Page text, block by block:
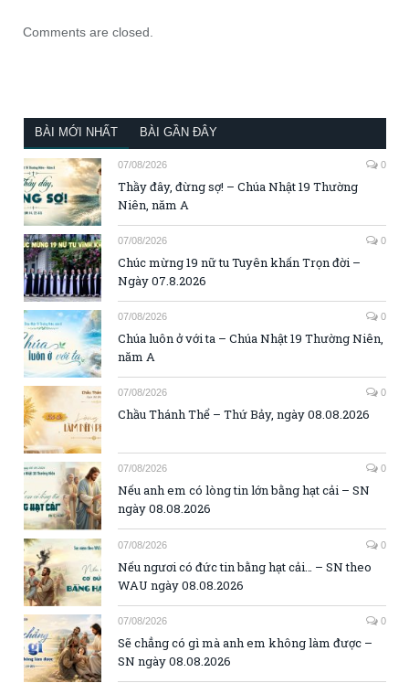
Comments are closed.
BÀI MỚI NHẤT BÀI GẦN ĐÂY
07/08/2026 0
Thầy đây, đừng sợ! – Chúa Nhật 19 Thường
Niên, năm A
07/08/2026 0
Chúc mừng 19 nữ tu Tuyên khấn Trọn đời –
Ngày 07.8.2026
07/08/2026 0
Chúa luôn ở với ta – Chúa Nhật 19 Thường Niên,
năm A
07/08/2026 0
Chầu Thánh Thể – Thứ Bảy, ngày 08.08.2026
07/08/2026 0
Nếu anh em có lòng tin lớn bằng hạt cải – SN
ngày 08.08.2026
07/08/2026 0
Nếu ngươi có đức tin bằng hạt cải… – SN theo
WAU ngày 08.08.2026
07/08/2026 0
Sẽ chẳng có gì mà anh em không làm được –
SN ngày 08.08.2026